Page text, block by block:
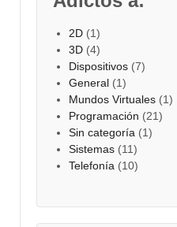
2D (1)
3D (4)
Dispositivos (7)
General (1)
Mundos Virtuales (1)
Programación (21)
Sin categoría (1)
Sistemas (11)
Telefonía (10)